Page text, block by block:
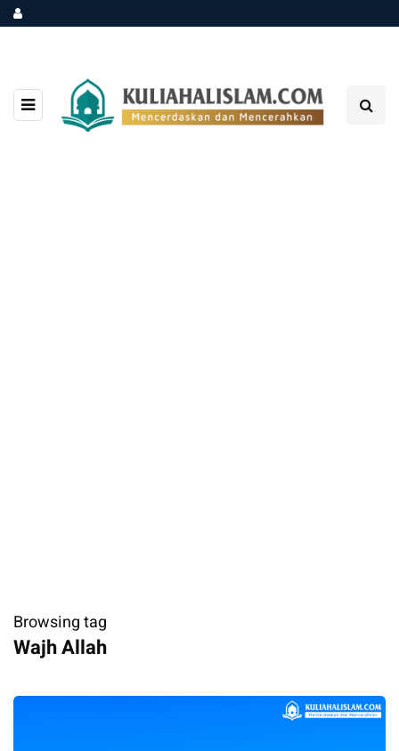
Browsing tag
Wajh Allah